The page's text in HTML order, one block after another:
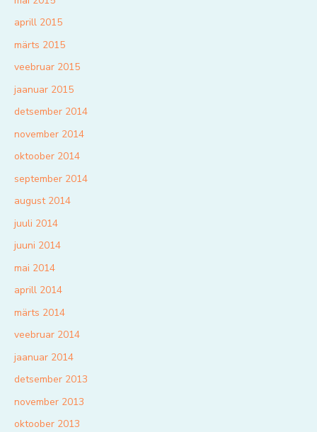
aprill 2015
märts 2015
veebruar 2015
jaanuar 2015
detsember 2014
november 2014
oktoober 2014
september 2014
august 2014
juuli 2014
juuni 2014
mai 2014
aprill 2014
märts 2014
veebruar 2014
jaanuar 2014
detsember 2013
november 2013
oktoober 2013